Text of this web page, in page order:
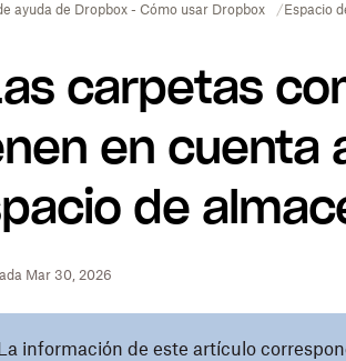
ayuda de Dropbox - Cómo usar Dropbox Espacio
carpetas
en cuenta
de
Mar 30, 2026
información de este artículo